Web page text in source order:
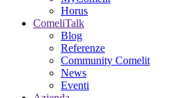
Horus
ComeliTalk
Blog
Referenze
Community Comelit
News
Eventi